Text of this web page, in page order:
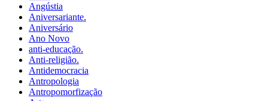
Angústia
Aniversariante.
Aniversário
Ano Novo
anti-educação.
Anti-religião.
Antidemocracia
Antropologia
Antropomorfização